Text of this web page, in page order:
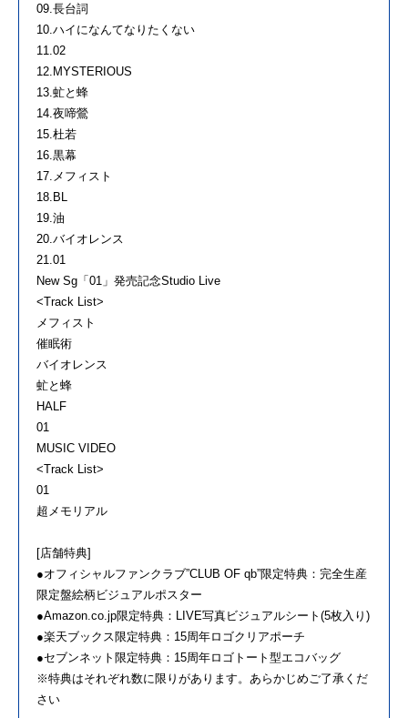
09.長台詞
10.ハイになんてなりたくない
11.02
12.MYSTERIOUS
13.虻と蜂
14.夜啼鶯
15.杜若
16.黒幕
17.メフィスト
18.BL
19.油
20.バイオレンス
21.01
New Sg「01」発売記念Studio Live
<Track List>
メフィスト
催眠術
バイオレンス
虻と蜂
HALF
01
MUSIC VIDEO
<Track List>
01
超メモリアル
[店舗特典]
●オフィシャルファンクラブ”CLUB OF qb”限定特典：完全生産
限定盤絵柄ビジュアルポスター
●Amazon.co.jp限定特典：LIVE写真ビジュアルシート(5枚入り)
●楽天ブックス限定特典：15周年ロゴクリアポーチ
●セブンネット限定特典：15周年ロゴトート型エコバッグ
※特典はそれぞれ数に限りがあります。あらかじめご了承くだ
さい